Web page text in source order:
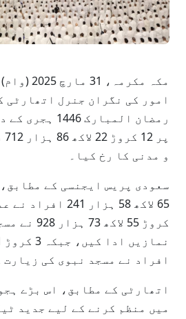
مکہ
امور کی نگران جنرل اتھارٹی
رمضان المبارک
و مدنی کا رخ کیا۔
کروڑ 55
افراد نے مسجد نبوی کی زیارت
اتھارٹی کے مطابق، اس بڑے
میں منظم کرنے کے لیے جدید